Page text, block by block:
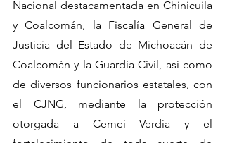
Nacional destacamentada en Chinicuila
y Coalcomán, la Fiscalía General de
Justicia del Estado de Michoacán de
Coalcomán y la Guardia Civil, así como
de diversos funcionarios estatales, con
el CJNG, mediante la protección
otorgada a Cemeí Verdía y el